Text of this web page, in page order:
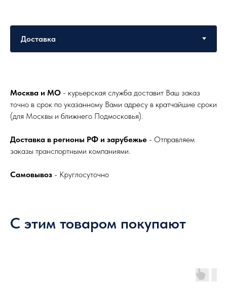
Москва и МО - курьерская служба доставит Ваш заказ
точно в срок по указанному Вами адресу в кратчайшие сроки
(для Москвы и ближнего Подмосковья).
Доставка в регионы РФ и зарубежье - Отправляем
заказы транспортными компаниями.
Самовывоз - Круглосуточно
С этим товаром покупают